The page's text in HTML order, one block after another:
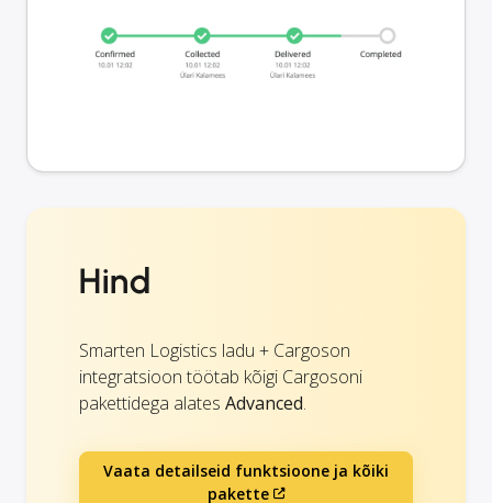
Hind
Smarten Logistics ladu + Cargoson
integratsioon töötab kõigi Cargosoni
pakettidega alates Advanced.
Vaata detailseid funktsioone ja kõiki
pakette